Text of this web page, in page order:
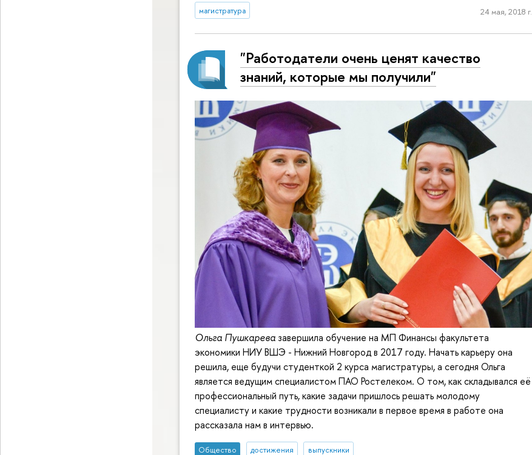
магистратура 24 мая, 2018 г.
"Работодатели очень ценят качество
знаний, которые мы получили"
Ольга Пушкарева завершила обучение на МП Финансы факультета
экономики НИУ ВШЭ - Нижний Новгород в 2017 году. Начать карьеру она
решила, еще будучи студенткой 2 курса магистратуры, а сегодня Ольга
является ведущим специалистом ПАО Ростелеком. О том, как складывался её
профессиональный путь, какие задачи пришлось решать молодому
специалисту и какие трудности возникали в первое время в работе она
рассказала нам в интервью.
Общество достижения выпускники